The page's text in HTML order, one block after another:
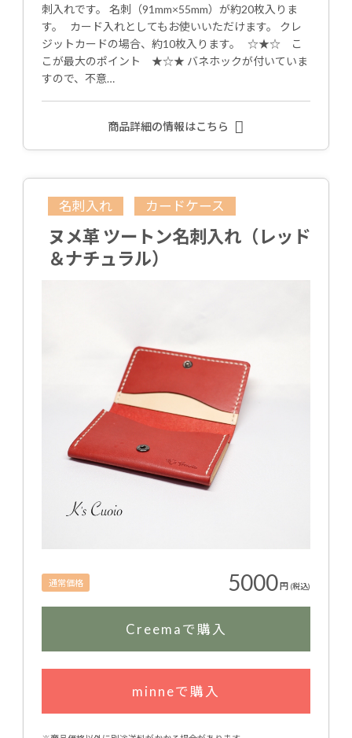
刺入れです。 名刺（91mm×55mm）が約20枚入りま
す。 カード入れとしてもお使いいただけます。 クレ
ジットカードの場合、約10枚入ります。 ☆★☆ こ
こが最大のポイント ★☆★ バネホックが付いていま
すので、不意…
商品詳細の情報はこちら
名刺入れ カードケース
ヌメ革 ツートン名刺入れ（レッド
＆ナチュラル）
通常価格 5000 円 (税込)
Creemaで購入
minneで購入